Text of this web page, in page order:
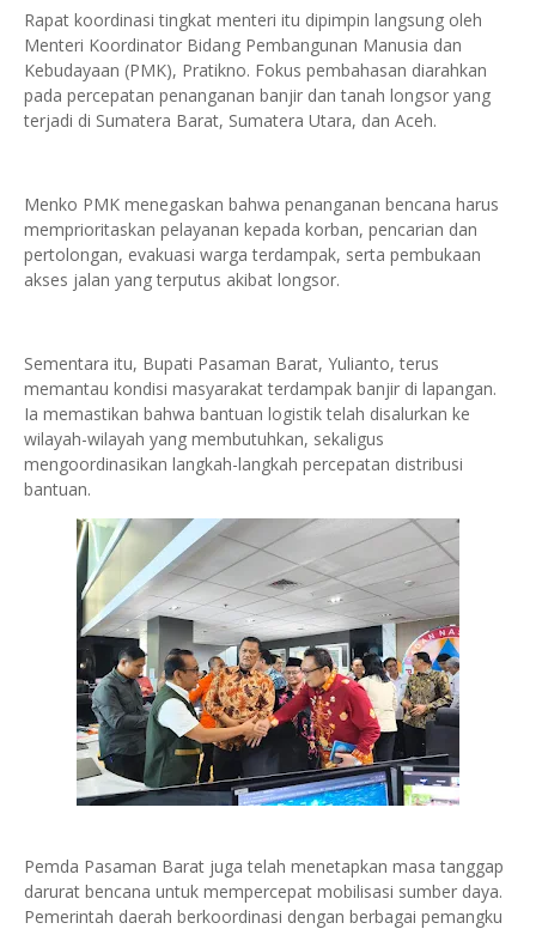
Rapat koordinasi tingkat menteri itu dipimpin langsung oleh
Menteri Koordinator Bidang Pembangunan Manusia dan
Kebudayaan (PMK), Pratikno. Fokus pembahasan diarahkan
pada percepatan penanganan banjir dan tanah longsor yang
terjadi di Sumatera Barat, Sumatera Utara, dan Aceh.
Menko PMK menegaskan bahwa penanganan bencana harus
memprioritaskan pelayanan kepada korban, pencarian dan
pertolongan, evakuasi warga terdampak, serta pembukaan
akses jalan yang terputus akibat longsor.
Sementara itu, Bupati Pasaman Barat, Yulianto, terus
memantau kondisi masyarakat terdampak banjir di lapangan.
Ia memastikan bahwa bantuan logistik telah disalurkan ke
wilayah-wilayah yang membutuhkan, sekaligus
mengoordinasikan langkah-langkah percepatan distribusi
bantuan.
Pemda Pasaman Barat juga telah menetapkan masa tanggap
darurat bencana untuk mempercepat mobilisasi sumber daya.
Pemerintah daerah berkoordinasi dengan berbagai pemangku